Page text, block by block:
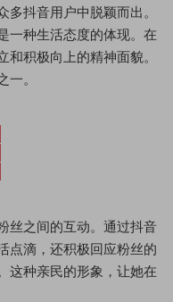
抖音用户中脱颖而出。
一种生活态度的体现。在
积极向上的精神面貌。
。
丝之间的互动。通过抖音
点滴，还积极回应粉丝的
这种亲民的形象，让她在